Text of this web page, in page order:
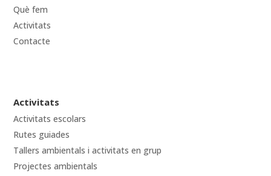
Què fem
Activitats
Contacte
Activitats
Activitats escolars
Rutes guiades
Tallers ambientals i activitats en grup
Projectes ambientals